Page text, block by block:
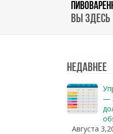
Вы здесь
Недавнее
—
Августа